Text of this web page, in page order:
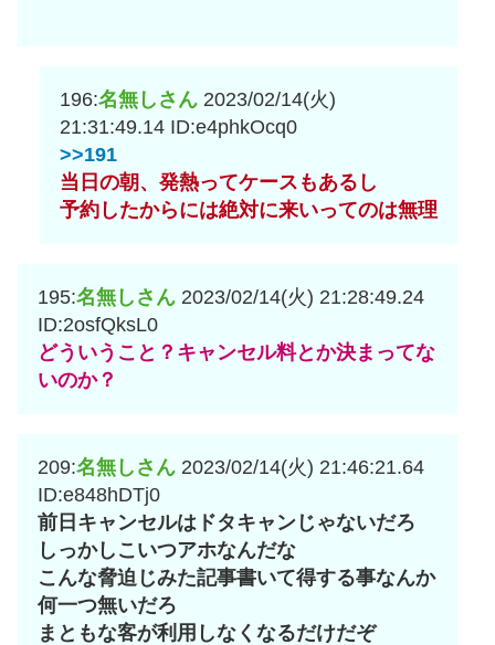
196:名無しさん 2023/02/14(火)
21:31:49.14 ID:e4phkOcq0
>>191
当日の朝、発熱ってケースもあるし
予約したからには絶対に来いってのは無理
195:名無しさん 2023/02/14(火) 21:28:49.24
ID:2osfQksL0
どういうこと？キャンセル料とか決まってな
いのか？
209:名無しさん 2023/02/14(火) 21:46:21.64
ID:e848hDTj0
前日キャンセルはドタキャンじゃないだろ
しっかしこいつアホなんだな
こんな脅迫じみた記事書いて得する事なんか
何一つ無いだろ
まともな客が利用しなくなるだけだぞ